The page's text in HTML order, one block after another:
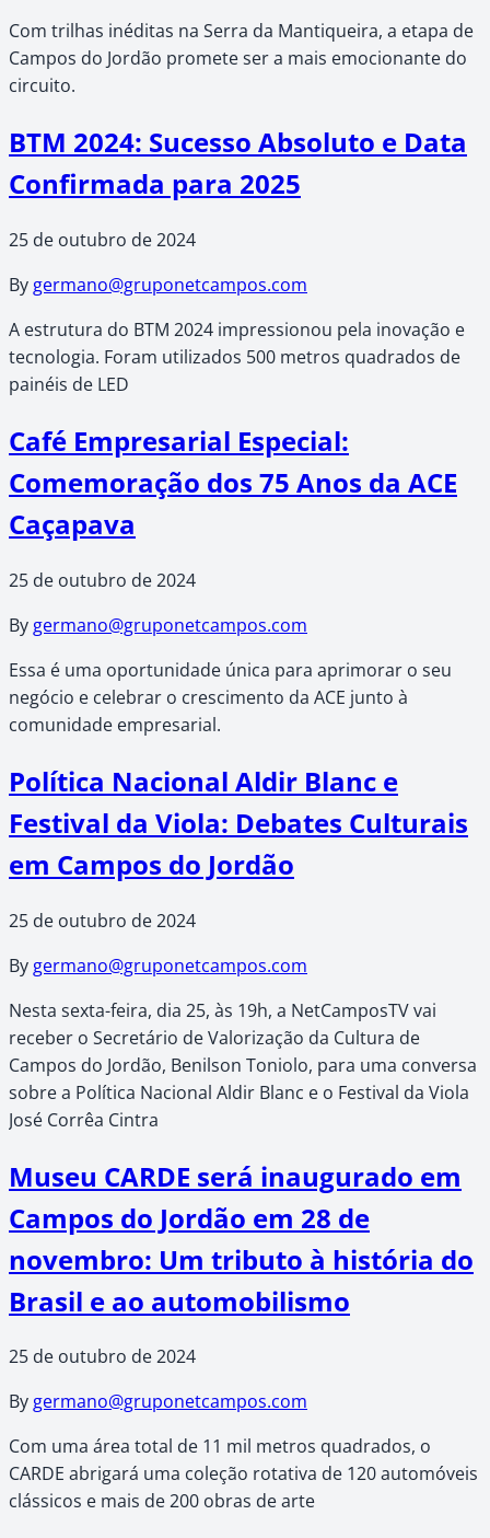
Com trilhas inéditas na Serra da Mantiqueira, a etapa de
Campos do Jordão promete ser a mais emocionante do
circuito.
BTM 2024: Sucesso Absoluto e Data
Confirmada para 2025
25 de outubro de 2024
By germano@gruponetcampos.com
A estrutura do BTM 2024 impressionou pela inovação e
tecnologia. Foram utilizados 500 metros quadrados de
painéis de LED
Café Empresarial Especial:
Comemoração dos 75 Anos da ACE
Caçapava
25 de outubro de 2024
By germano@gruponetcampos.com
Essa é uma oportunidade única para aprimorar o seu
negócio e celebrar o crescimento da ACE junto à
comunidade empresarial.
Política Nacional Aldir Blanc e
Festival da Viola: Debates Culturais
em Campos do Jordão
25 de outubro de 2024
By germano@gruponetcampos.com
Nesta sexta-feira, dia 25, às 19h, a NetCamposTV vai
receber o Secretário de Valorização da Cultura de
Campos do Jordão, Benilson Toniolo, para uma conversa
sobre a Política Nacional Aldir Blanc e o Festival da Viola
José Corrêa Cintra
Museu CARDE será inaugurado em
Campos do Jordão em 28 de
novembro: Um tributo à história do
Brasil e ao automobilismo
25 de outubro de 2024
Bygermano@gruponetcampos.com
Com uma área total de 11 mil metros quadrados, o
CARDE abrigará uma coleção rotativa de 120 automóveis
clássicos e mais de 200 obras de arte